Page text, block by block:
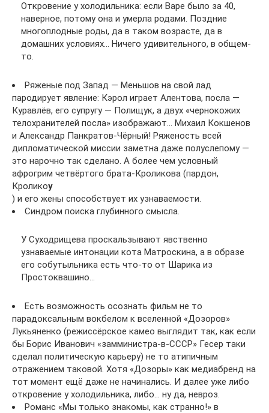
Откровение у холодильника: если Варе было за 40,
наверное, потому она и умерла родами. Поздние
многоплодные роды, да в таком возрасте, да в
домашних условиях… Ничего удивительного, в общем-
то.
Ряженые под Запад — Меньшов на свой лад
пародирует явление: Кэрол играет Алентова, посла —
Куравлёв, его супругу — Полищук, а двух «чернокожих
телохранителей посла» изображают… Михаил Кокшенов
и Александр Панкратов-Чёрный! Ряженость всей
дипломатической миссии заметна даже полуслепому —
это нарочно так сделано. А более чем условный
афрогрим четвёртого брата-Кроликова (пардон,
Кроликоу
) и его жены способствует их узнаваемости.
Синдром поиска глубинного смысла.
У Суходрищева проскальзывают явственно
узнаваемые интонации кота Матроскина, а в образе
его собутыльника есть что-то от Шарика из
Простоквашино…
Есть возможность осознать фильм не то
парадоксальным вокбелом к вселенной «Дозоров»
Лукьяненко (режиссёрское камео выглядит так, как если
бы Борис Иванович «замминистра-в-СССР» Гесер таки
сделал политическую карьеру) не то атипичным
отражением таковой. Хотя «Дозоры» как медиабренд на
тот момент ещё даже не начинались. И далее уже либо
откровение у холодильника, либо… ну да, невроз.
Романс «Мы только знакомы, как странно!» в